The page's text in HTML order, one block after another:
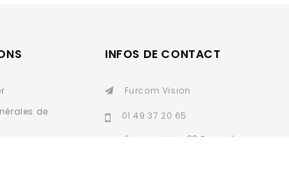
de
INFOS DE CONTACT
Furcom Vision
01 49 37 20 65
furcomvision93@gmail.